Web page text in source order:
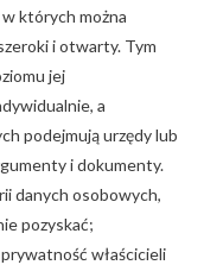
których można
i otwarty. Tym
jej
a
podejmują urzędy lub
i dokumenty.
danych osobowych,
pozyskać;
właścicieli